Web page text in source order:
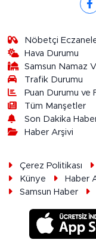
Nöbetçi
Hava Durumu
Samsun Namaz
Trafik Durumu
Puan Durumu ve
Tüm Manşetler
Son Dakika
Haber Arşivi
Çerez Politikası
Künye
Haber
Samsun Haber